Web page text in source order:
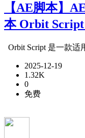
【AE脚本】
本 Orbit Script
Orbit Script 是一款适
2025-12-19
1.32K
0
免费